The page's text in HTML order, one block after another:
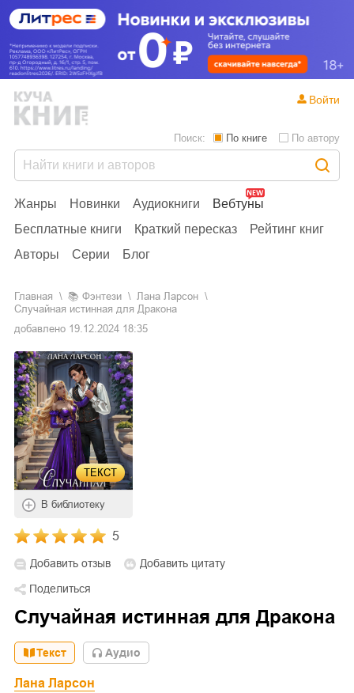
Жанры Новинки Аудиокниги
Вебтуны
Бесплатные книги
Краткий пересказ
Рейтинг книг
Авторы
Серии Блог
Поиск: По книге По автору
Войти
Главная 📚 фэнтези
Лана Ларсон
Случайная истинная для Дракона
добавлено 19.12.2024 18:35
ТЕКСТ
В библиотеку
5
Добавить отзыв
Добавить цитату
Поделиться
Случайная истинная для Дракона
Текст Aудио
Лана Ларсон